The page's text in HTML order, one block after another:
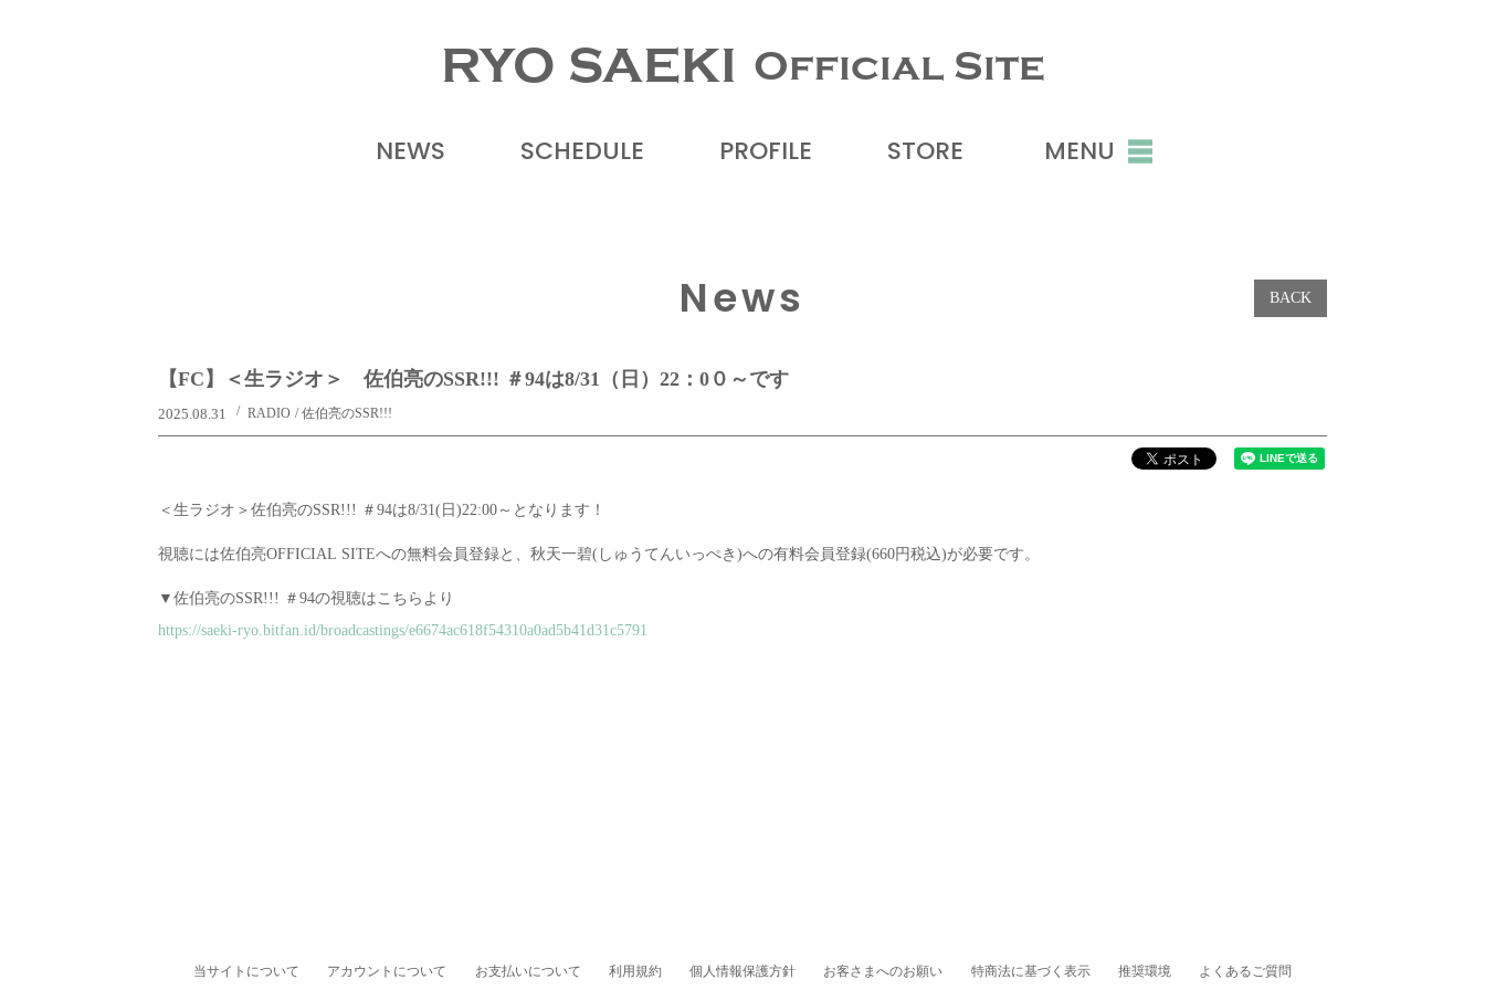
RYO SAEKI Official Site
NEWS SCHEDULE PROFILE STORE MENU
News BACK
【FC】＜生ラジオ＞ 佐伯亮のSSR!!! ＃94は8/31（日）22：0０～です
2025.08.31 RADIO 佐伯亮のSSR!!!
＜生ラジオ＞佐伯亮のSSR!!! ＃94は8/31(日)22:00～となります！
視聴には佐伯亮OFFICIAL SITEへの無料会員登録と、秋天一碧(しゅうてんいっぺき)への有料会員登録(660円税込)が必要です。
▼佐伯亮のSSR!!! ＃94の視聴はこちらより
https://saeki-ryo.bitfan.id/broadcastings/e6674ac618f54310a0ad5b41d31c5791
当サイトについて アカウントについて お支払いについて 利用規約 個人情報保護方針 お客さまへのお願い 特商法に基づく表示 推奨環境 よくあるご質問